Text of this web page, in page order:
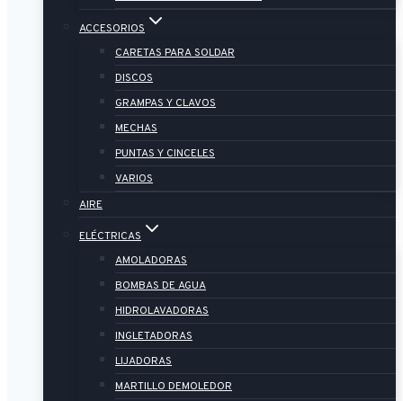
ACCESORIOS
CARETAS PARA SOLDAR
DISCOS
GRAMPAS Y CLAVOS
MECHAS
PUNTAS Y CINCELES
VARIOS
AIRE
ELÉCTRICAS
AMOLADORAS
BOMBAS DE AGUA
HIDROLAVADORAS
INGLETADORAS
LIJADORAS
MARTILLO DEMOLEDOR